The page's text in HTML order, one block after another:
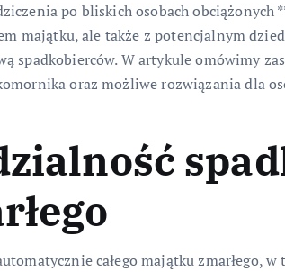
po bliskich osobach obciążonych
majątku, ale także z potencjalnym
spadkobierców. W artykule omówimy
oraz możliwe rozwiązania dla
całego majątku zmarłego, w